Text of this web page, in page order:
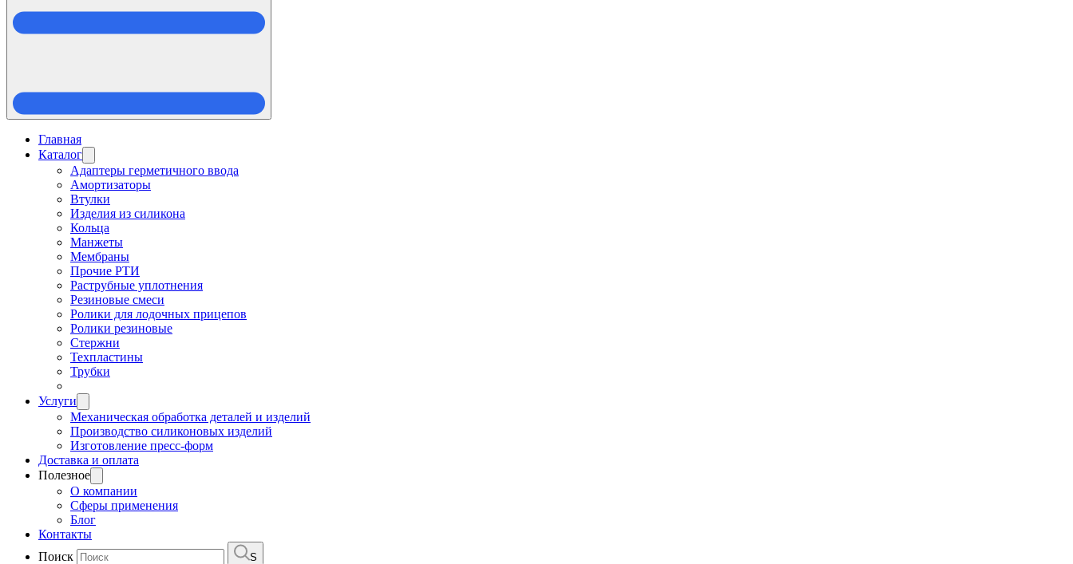
Главная
Каталог
Адаптеры герметичного ввода
Амортизаторы
Втулки
Изделия из силикона
Кольца
Манжеты
Мембраны
Прочие РТИ
Раструбные уплотнения
Резиновые смеси
Ролики для лодочных прицепов
Ролики резиновые
Стержни
Техпластины
Трубки
Услуги
Механическая обработка деталей и изделий
Производство силиконовых изделий
Изготовление пресс-форм
Доставка и оплата
Полезное
О компании
Сферы применения
Блог
Контакты
Поиск
S